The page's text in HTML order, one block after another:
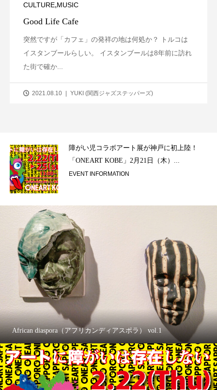
CULTURE,MUSIC
Good Life Cafe
突然ですが「カフェ」の発祥の地は何処か？ トルコは
イスタンブールらしい。 イスタンブールは8年前に訪れ
た街で確か...
2021.08.10 YUKI (関西ジャズステッパーズ)
障がい児コラボアート展が神戸に初上陸！
「ONEART KOBE」2月21日（木）...
EVENT INFORMATION
African diaspora（アフリカンディアスポラ） vol.1